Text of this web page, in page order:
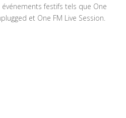
festifs tels que One
et One FM Live Session.